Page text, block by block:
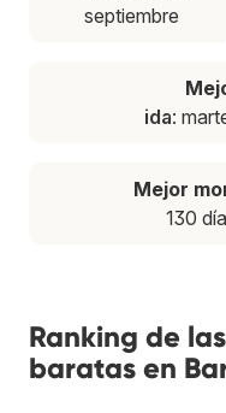
septiembre
ida:
Mejor
130
Ranking de
baratas en